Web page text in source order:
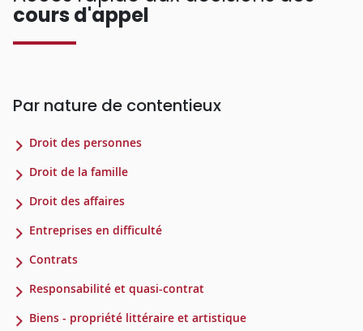
cours d'appel
Par nature de contentieux
Droit des personnes
Droit de la famille
Droit des affaires
Entreprises en difficulté
Contrats
Responsabilité et quasi-contrat
Biens - propriété littéraire et artistique